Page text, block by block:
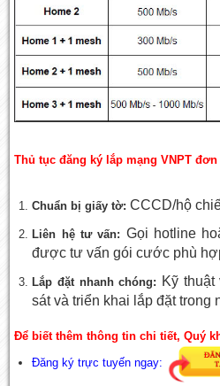
Thủ tục đăng ký lắp mạng VNPT
Chuẩn bị giấy tờ: CCCD/hộ
Liên hệ tư vấn: Gọi hotline
được tư vấn gói cước phù
Lắp đặt nhanh chóng: Kỹ
sát và triển khai lắp đặt trong
Để biết thêm thông tin chi tiết, Quý
Đăng ký trực tuyến ngay: